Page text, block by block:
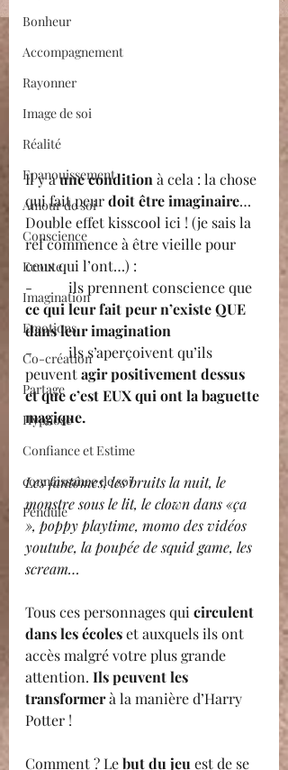
Bonheur
Accompagnement
Rayonner
Image de soi
Réalité
Epanouissement
Amour de soi
Conscience
Ecoute
Imagination
Emotions
Co-création
Partage
Hypnose
Confiance et Estime
connaissance de soi
Pendule
Il y a une condition à cela : la chose
qui fait peur doit être imaginaire…
Double effet kisscool ici ! (je sais la
ref commence à être vieille pour
ceux qui l’ont…) :
-          ils prennent conscience que
ce qui leur fait peur n’existe QUE
dans leur imagination
-          ils s’aperçoivent qu’ils
peuvent agir positivement dessus
et que c’est EUX qui ont la baguette
magique.
Les fantômes, les bruits la nuit, le
monstre sous le lit, le clown dans «ça
», poppy playtime, momo des vidéos
youtube, la poupée de squid game, les
scream…
Tous ces personnages qui circulent
dans les écoles et auxquels ils ont
accès malgré votre plus grande
attention. Ils peuvent les
transformer à la manière d’Harry
Potter !
Comment ? Le but du jeu est de se